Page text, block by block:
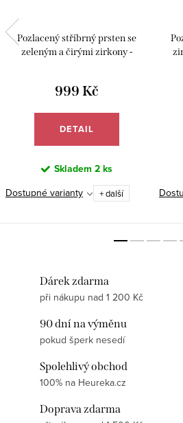
Pozlacený stříbrný prsten se
zeleným a čirými zirkony -
999 Kč
DETAIL
Skladem 2 ks
Dostupné varianty
+ další
Dárek zdarma
při nákupu nad 1 200 Kč
90 dní na výměnu
pokud šperk nesedí
Spolehlivý obchod
100% na Heureka.cz
Doprava zdarma